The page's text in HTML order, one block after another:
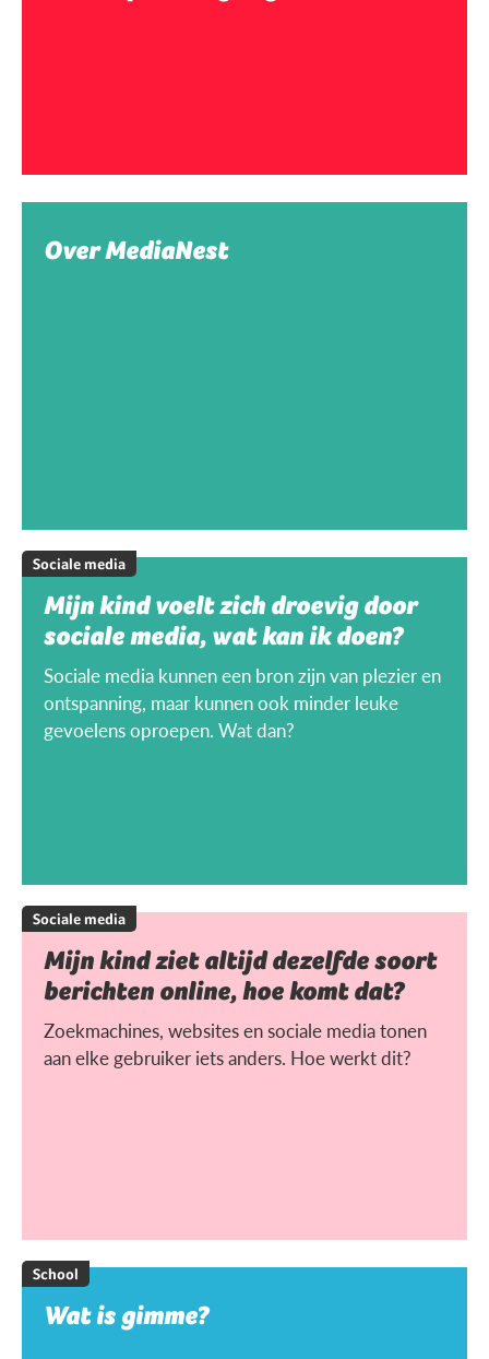
Over MediaNest
Sociale media
Mijn kind voelt zich droevig door
sociale media, wat kan ik doen?
Sociale media kunnen een bron zijn van plezier en
ontspanning, maar kunnen ook minder leuke
gevoelens oproepen. Wat dan?
Sociale media
Mijn kind ziet altijd dezelfde soort
berichten online, hoe komt dat?
Zoekmachines, websites en sociale media tonen
aan elke gebruiker iets anders. Hoe werkt dit?
School
Wat is gimme?